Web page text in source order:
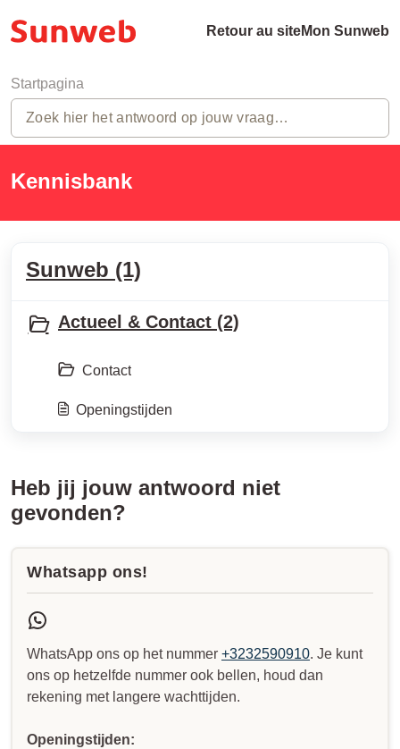
Retour au siteMon Sunweb
Startpagina
Kennisbank
Sunweb (1)
Actueel & Contact (2)
Contact
Openingstijden
Heb jij jouw antwoord niet
gevonden?
Whatsapp ons!
WhatsApp ons op het nummer +3232590910. Je kunt
ons op hetzelfde nummer ook bellen, houd dan
rekening met langere wachttijden.
Openingstijden: